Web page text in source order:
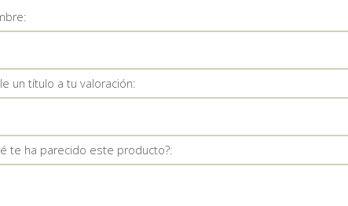
un título a tu valoración:
te ha parecido este producto?: